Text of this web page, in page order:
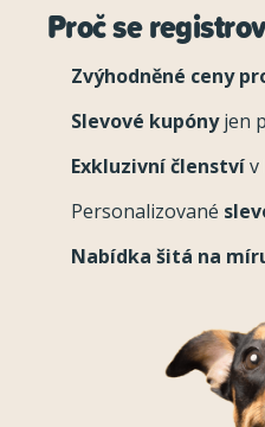
Proč se
Zvýhodněné ceny
Slevové kupónyjen
Exkluzivní členstvív
Personalizované
Nabídka šitá na